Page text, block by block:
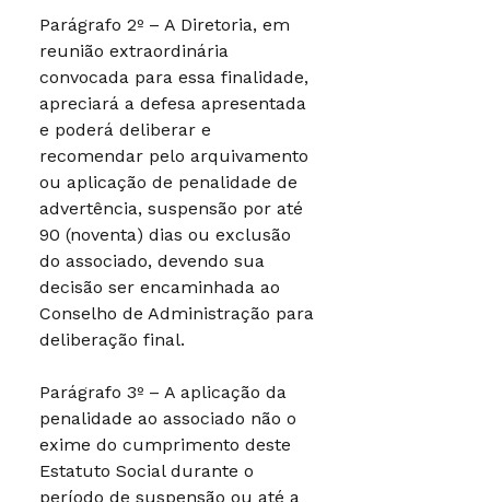
Parágrafo 2º – A Diretoria, em
reunião extraordinária
convocada para essa finalidade,
apreciará a defesa apresentada
e poderá deliberar e
recomendar pelo arquivamento
ou aplicação de penalidade de
advertência, suspensão por até
90 (noventa) dias ou exclusão
do associado, devendo sua
decisão ser encaminhada ao
Conselho de Administração para
deliberação final.
Parágrafo 3º – A aplicação da
penalidade ao associado não o
exime do cumprimento deste
Estatuto Social durante o
período de suspensão ou até a